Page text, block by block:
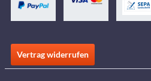
Vertrag widerrufen